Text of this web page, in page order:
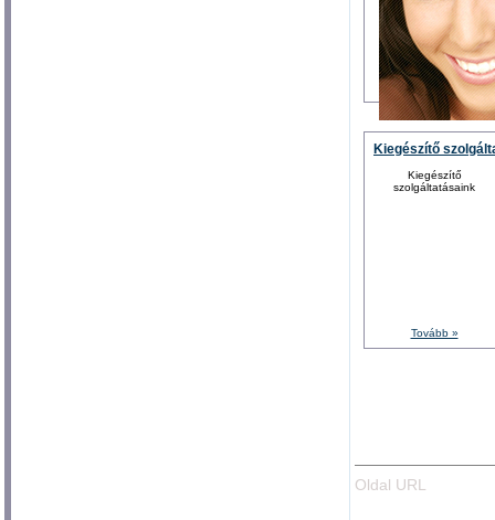
Kiegészítő
Kiegészítő
szolgáltatásaink
Tovább »
Oldal URL